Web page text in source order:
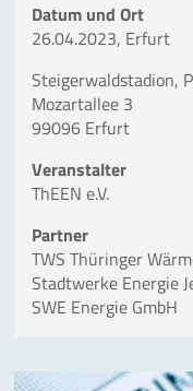
Datum und Ort
26.04.2023, Erfurt
Steigerwaldstadion,
Mozartallee 3
99096 Erfurt
Veranstalter
ThEEN e.V.
Partner
TWS Thüringer
Stadtwerke Energie
SWE Energie GmbH